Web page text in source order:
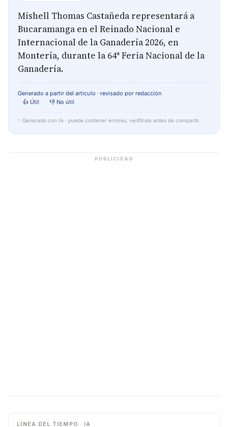
Mishell Thomas Castañeda representará a
Bucaramanga en el Reinado Nacional e
Internacional de la Ganadería 2026, en
Montería, durante la 64ª Feria Nacional de la
Ganadería.
Generado a partir del artículo · revisado por redacción
👍 Útil
👎 No útil
✨ Generado con IA · puede contener errores, verifícalo antes de compartir.
PUBLICIDAD
LÍNEA DEL TIEMPO · IA